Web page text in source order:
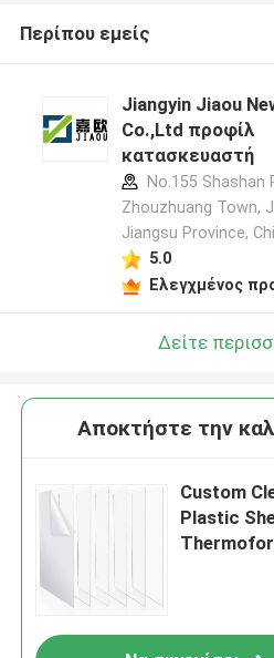
Περίπου εμείς
Jiangyin Jiaou
Co.,Ltd προφίλ
κατασκευαστή
No.155 Shashan
Zhouzhuang Town,
Jiangsu Province,
5.0
Ελεγχμένος
Δείτε
Αποκτήστε την
Custom
Plastic